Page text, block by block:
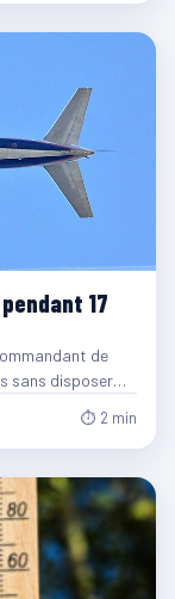
17
de
sans disposer…
⏱ 2 min